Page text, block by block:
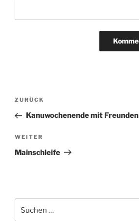
Beitragsnavigation
Vorheriger
Beitrag
ZURÜCK
Kanuwochenende mit Freunden
Nächster
Beitrag
WEITER
Mainschleife
nach: